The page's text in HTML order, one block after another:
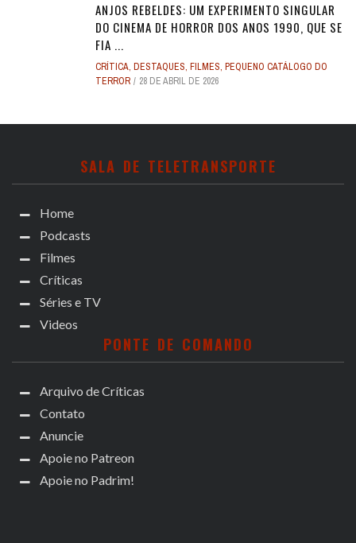
ANJOS REBELDES: UM EXPERIMENTO SINGULAR
DO CINEMA DE HORROR DOS ANOS 1990, QUE SE
FIA ...
CRÍTICA, DESTAQUES, FILMES, PEQUENO CATÁLOGO DO
TERROR
28 DE ABRIL DE 2026
SALA DE TELETRANSPORTE
Home
Podcasts
Filmes
Críticas
Séries e TV
Videos
PONTE DE COMANDO
Arquivo de Críticas
Contato
Anuncie
Apoie no Patreon
Apoie no Padrim!